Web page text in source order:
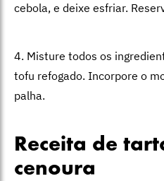
cebola, e deixe esfriar.
4. Misture todos os
tofu refogado. Incorpore o
palha.
Receita de
cenoura